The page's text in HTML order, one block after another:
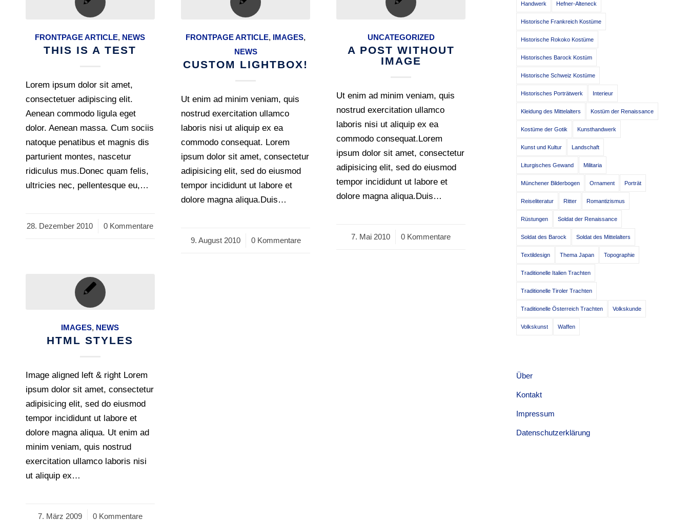
FRONTPAGE ARTICLE, NEWS
THIS IS A TEST
Lorem ipsum dolor sit amet,
consectetuer adipiscing elit.
Aenean commodo ligula eget
dolor. Aenean massa. Cum sociis
natoque penatibus et magnis dis
parturient montes, nascetur
ridiculus mus.Donec quam felis,
ultricies nec, pellentesque eu,…
28. Dezember 2010
/ 0 Kommentare
FRONTPAGE ARTICLE, IMAGES,
NEWS
CUSTOM LIGHTBOX!
Ut enim ad minim veniam, quis
nostrud exercitation ullamco
laboris nisi ut aliquip ex ea
commodo consequat. Lorem
ipsum dolor sit amet, consectetur
adipisicing elit, sed do eiusmod
tempor incididunt ut labore et
dolore magna aliqua.Duis…
9. August 2010
/ 0 Kommentare
UNCATEGORIZED
A POST WITHOUT
IMAGE
Ut enim ad minim veniam, quis
nostrud exercitation ullamco
laboris nisi ut aliquip ex ea
commodo consequat.Lorem
ipsum dolor sit amet, consectetur
adipisicing elit, sed do eiusmod
tempor incididunt ut labore et
dolore magna aliqua.Duis…
7. Mai 2010
/ 0 Kommentare
IMAGES, NEWS
HTML STYLES
Image aligned left & right Lorem
ipsum dolor sit amet, consectetur
adipisicing elit, sed do eiusmod
tempor incididunt ut labore et
dolore magna aliqua. Ut enim ad
minim veniam, quis nostrud
exercitation ullamco laboris nisi
ut aliquip ex…
7. März 2009
/ 0 Kommentare
Handwerk Hefner-Alteneck
Historische Frankreich Kostüme
Historische Rokoko Kostüme
Historisches Barock Kostüm
Historische Schweiz Kostüme
Historisches Porträtwerk Interieur
Kleidung des Mittelalters Kostüm der Renaissance
Kostüme der Gotik Kunsthandwerk
Kunst und Kultur Landschaft
Liturgisches Gewand Militaria
Münchener Bilderbogen Ornament Porträt
Reiseliteratur Ritter Romantizismus
Rüstungen Soldat der Renaissance
Soldat des Barock Soldat des Mittelalters
Textildesign Thema Japan Topographie
Traditionelle Italien Trachten
Traditionelle Tiroler Trachten
Traditionelle Österreich Trachten Volkskunde
Volkskunst Waffen
Über
Kontakt
Impressum
Datenschutzerklärung